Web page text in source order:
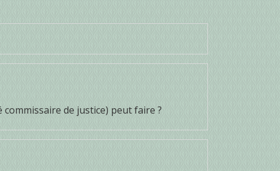
de justice) peut faire ?